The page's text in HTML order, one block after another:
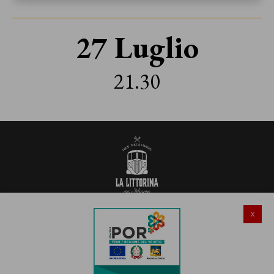
27 Luglio
21.30
Salionze di Valeggio sul Mincio (VR)
Via Gardesana Nord 241
info@lalittorinadelmincio.it
Tel e Whatsapp Ristorante045 4852921
x